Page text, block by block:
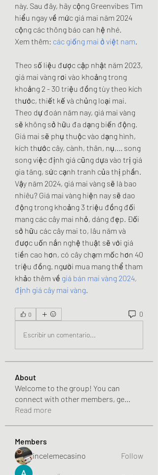
này. Sau đây, hãy cộng Greenvibes Tìm
hiểu ngay về mức giá mai năm 2024
cộng các thông báo can hệ nhé.
Xem thêm: các giống mai ở việt nam
Theo số liệu được cập nhật năm 2023,
giá mai vàng rơi vào khoảng trong
khoảng 2 - 30 triệu đồng tùy theo kích
thước, thiết kế và chủng loại mai.
Theo dự đoán năm nay, giá mai vàng
sẽ không sở hữu đa dạng biến động.
Giá mai sẽ phụ thuộc vào dạng hình,
kích thước cây, cành, thân, nụ,... song
song việc định giá cũng dựa vào trị giá
gia tăng, sức cạnh tranh của thị phần.
Vậy năm 2024, giá mai vàng sẽ là bao
nhiêu? Giá mai vàng hiện nay sẽ dao
động trong khoảng 3 triệu đồng đối
mang các cây mai nhỏ, dáng đẹp. Đối
sở hữu các cây mai to, lâu năm và
được uốn nắn nghệ thuật sẽ với giá
tiền cao hơn, có cây chạm mốc hơn 40
triệu đồng. người mua mang thể tham
khảo thêm về giá bán mai vàng 2024,
định giá cây mai vàng
0 0
Escribir un comentario...
About
Welcome to the group! You can
connect with other members, ge
Read more
Members
incelemecasino
Follow